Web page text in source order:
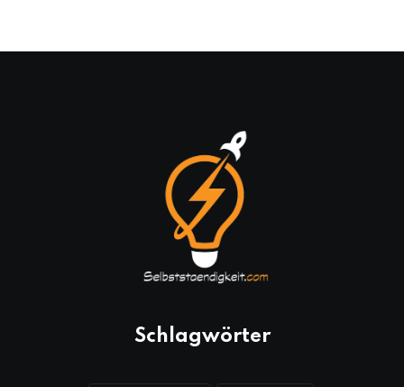
Schlagwörter